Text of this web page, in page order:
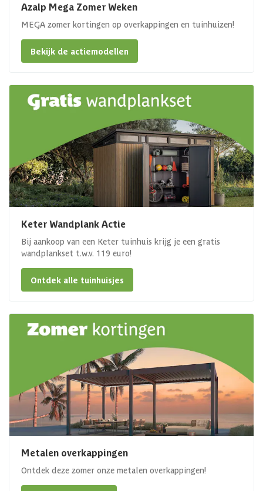
Azalp Mega Zomer Weken
MEGA zomer kortingen op overkappingen en tuinhuizen!
Bekijk de actiemodellen
Keter Wandplank Actie
Bij aankoop van een Keter tuinhuis krijg je een gratis
wandplankset t.w.v. 119 euro!
Ontdek alle tuinhuisjes
Metalen overkappingen
Ontdek deze zomer onze metalen overkappingen!